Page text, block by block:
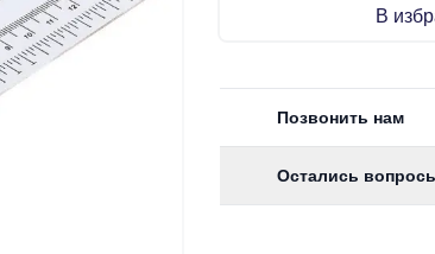
В
Позвонить нам
Остались